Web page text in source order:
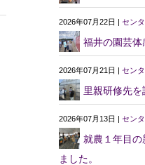
2026年07月22日 | セン
福井の園芸体
2026年07月21日 | セン
里親研修先を
2026年07月13日 | セン
就農１年目の
ました。